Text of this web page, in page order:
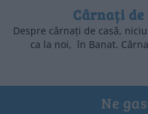
Cârnați
Despre cârnați de casă,
ca la noi, în Banat.
Ne